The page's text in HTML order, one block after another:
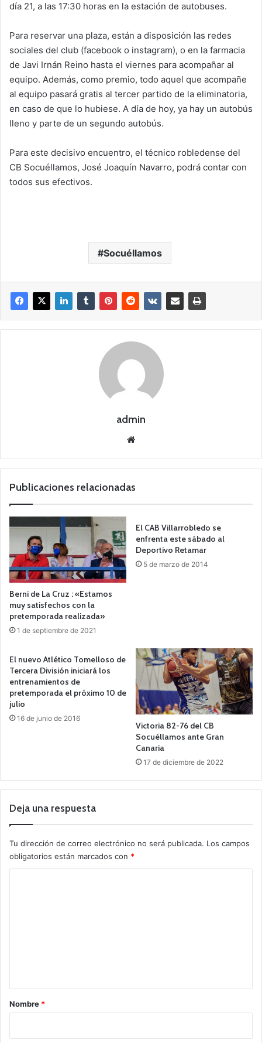
día 21, a las 17:30 horas en la estación de autobuses.
Para reservar una plaza, están a disposición las redes
sociales del club (facebook o instagram), o en la farmacia
de Javi Irnán Reino hasta el viernes para acompañar al
equipo. Además, como premio, todo aquel que acompañe
al equipo pasará gratis al tercer partido de la eliminatoria,
en caso de que lo hubiese. A día de hoy, ya hay un autobús
lleno y parte de un segundo autobús.
Para este decisivo encuentro, el técnico robledense del
CB Socuéllamos, José Joaquín Navarro, podrá contar con
todos sus efectivos.
Socuéllamos
admin
we
Publicaciones relacionadas
Berni de La Cruz : «Estamos
muy satisfechos con la
pretemporada realizada»
1 de septiembre de 2021
El CAB Villarrobledo se
enfrenta este sábado al
Deportivo Retamar
5 de marzo de 2014
El nuevo Atlético Tomelloso de
Tercera División iniciará los
entrenamientos de
pretemporada el próximo 10 de
julio
16 de junio de 2016
Victoria 82-76 del CB
Socuéllamos ante Gran
Canaria
17 de diciembre de 2022
Deja una respuesta
Tu dirección de correo electrónico no será publicada. Los campos
obligatorios están marcados con *
rNombre *